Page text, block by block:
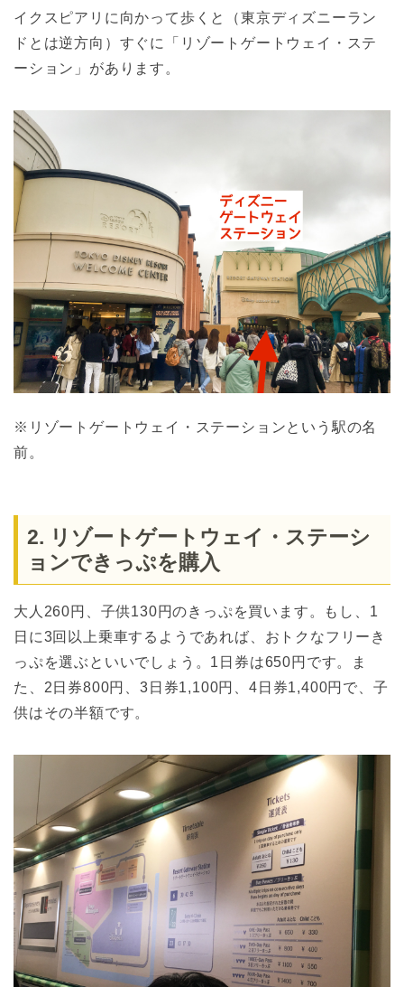
イクスピアリに向かって歩くと（東京ディズニーラン
ドとは逆方向）すぐに「リゾートゲートウェイ・ステ
ーション」があります。
※リゾートゲートウェイ・ステーションという駅の名
前。
2. リゾートゲートウェイ・ステーシ
ョンできっぷを購入
大人260円、子供130円のきっぷを買います。もし、1
日に3回以上乗車するようであれば、おトクなフリーき
っぷを選ぶといいでしょう。1日券は650円です。ま
た、2日券800円、3日券1,100円、4日券1,400円で、子
供はその半額です。